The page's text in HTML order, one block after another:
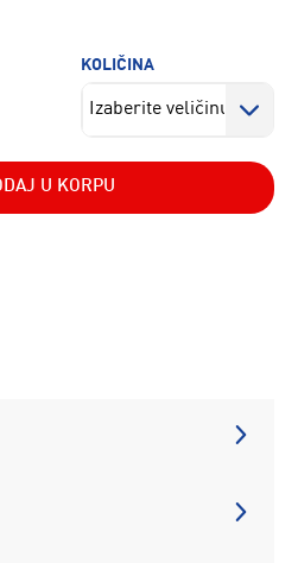
KOLIČINA
U KORPU